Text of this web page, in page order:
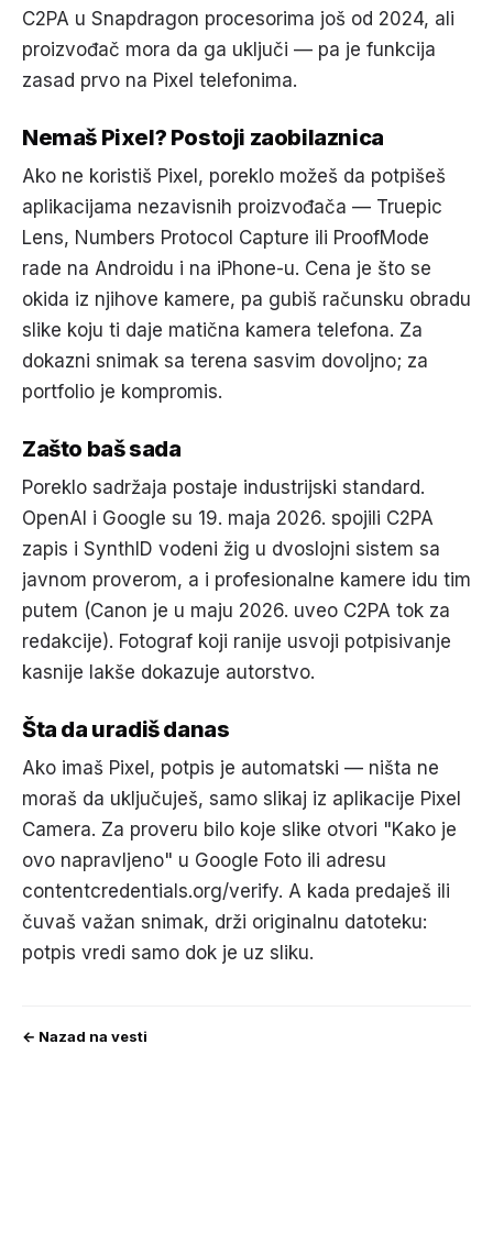
C2PA u Snapdragon procesorima još od 2024, ali
proizvođač mora da ga uključi — pa je funkcija
zasad prvo na Pixel telefonima.
Nemaš Pixel? Postoji zaobilaznica
Ako ne koristiš Pixel, poreklo možeš da potpišeš
aplikacijama nezavisnih proizvođača — Truepic
Lens, Numbers Protocol Capture ili ProofMode
rade na Androidu i na iPhone-u. Cena je što se
okida iz njihove kamere, pa gubiš računsku obradu
slike koju ti daje matična kamera telefona. Za
dokazni snimak sa terena sasvim dovoljno; za
portfolio je kompromis.
Zašto baš sada
Poreklo sadržaja postaje industrijski standard.
OpenAI i Google su 19. maja 2026. spojili C2PA
zapis i SynthID vodeni žig u dvoslojni sistem sa
javnom proverom, a i profesionalne kamere idu tim
putem (Canon je u maju 2026. uveo C2PA tok za
redakcije). Fotograf koji ranije usvoji potpisivanje
kasnije lakše dokazuje autorstvo.
Šta da uradiš danas
Ako imaš Pixel, potpis je automatski — ništa ne
moraš da uključuješ, samo slikaj iz aplikacije Pixel
Camera. Za proveru bilo koje slike otvori "Kako je
ovo napravljeno" u Google Foto ili adresu
contentcredentials.org/verify. A kada predaješ ili
čuvaš važan snimak, drži originalnu datoteku:
potpis vredi samo dok je uz sliku.
← Nazad na vesti